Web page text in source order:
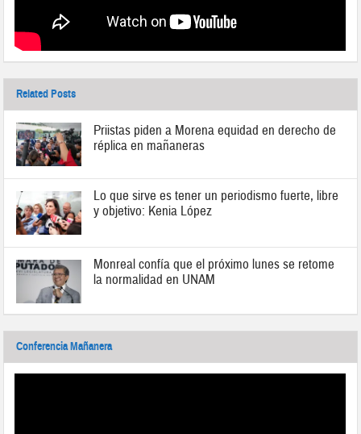
Related Posts
Priistas piden a Morena equidad en derecho de
réplica en mañaneras
Lo que sirve es tener un periodismo fuerte, libre
y objetivo: Kenia López
Monreal confía que el próximo lunes se retome
la normalidad en UNAM
Conferencia Mañanera